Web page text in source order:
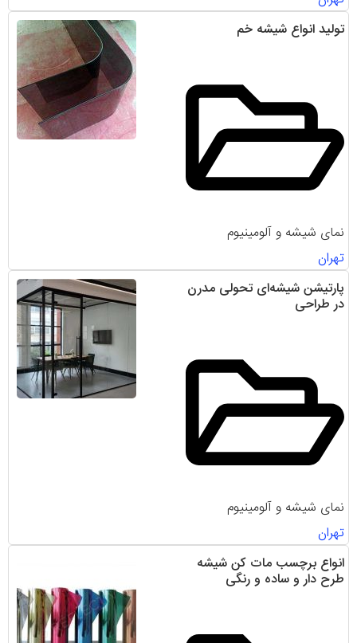
تولید انواع شیشه خم
نمای شیشه و آلومینیوم
تهران
پارتیشن‌ شیشه‌ای تحولی مدرن
در طراحی
نمای شیشه و آلومینیوم
تهران
انواع برچسب مات کن شیشه
طرح دار و ساده و رنگی